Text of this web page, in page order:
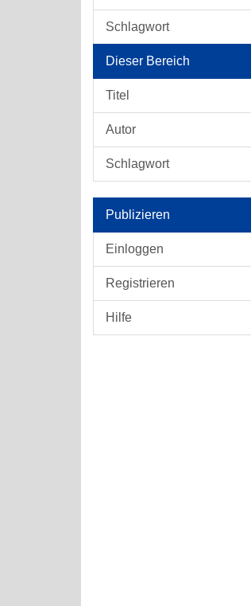
Schlagwort
Dieser Bereich
Titel
Autor
Schlagwort
Publizieren
Einloggen
Registrieren
Hilfe